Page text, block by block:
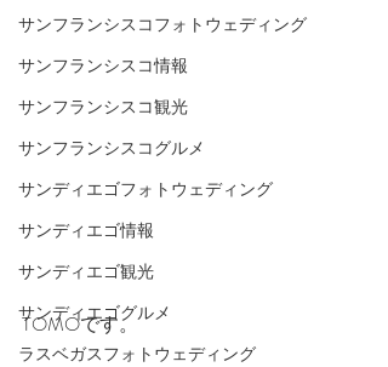
サンフランシスコフォトウェディング
サンフランシスコ情報
サンフランシスコ観光
サンフランシスコグルメ
サンディエゴフォトウェディング
サンディエゴ情報
サンディエゴ観光
サンディエゴグルメ
ラスベガスフォトウェディング
TOMOです。